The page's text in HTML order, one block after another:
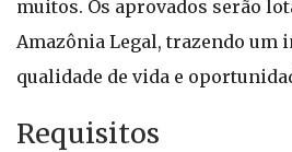
muitos. Os aprovados serão
Amazônia Legal, trazendo um
qualidade de vida e
Requisitos